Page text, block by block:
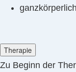
Therapie
Zu Beginn der